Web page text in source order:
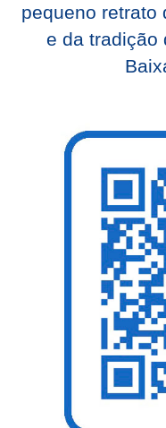
pequeno retrato
e da tradição